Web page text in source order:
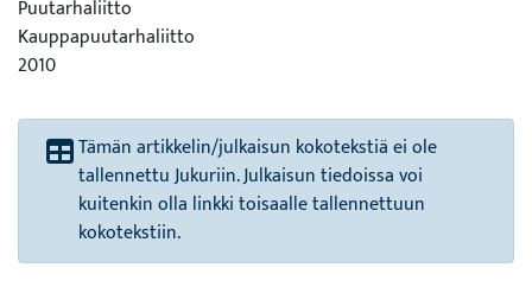
Puutarhaliitto
Kauppapuutarhaliitto
2010
Tämän artikkelin/julkaisun kokotekstiä ei ole
tallennettu Jukuriin. Julkaisun tiedoissa voi
kuitenkin olla linkki toisaalle tallennettuun
kokotekstiin.